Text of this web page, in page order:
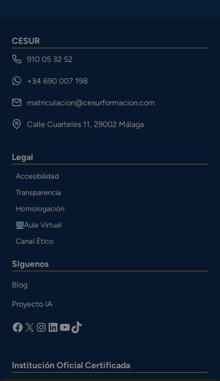
CESUR
910 05 32 52
+34 690 007 198
matriculacion@cesurformacion.com
Calle Cuarteles 11, 29002 Málaga
Legal
Accesibilidad
Transparencia
Homologación
Aula Virtual
Canal Ético
Síguenos
Blog
Proyecto IA
facebook
X Instagram
LinkedIn
YouTube
TikTok
Institución Oficial Certificada